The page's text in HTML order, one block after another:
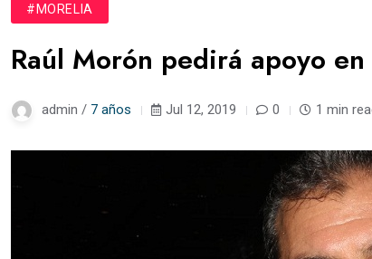
#MORELIA
Raúl Morón pedirá apoyo
admin / 7 años Jul 12, 2019 0 1 min